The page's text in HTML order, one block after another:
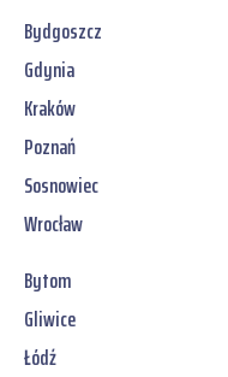
Bydgoszcz
Gdynia
Kraków
Poznań
Sosnowiec
Wrocław
Bytom
Gliwice
Łódź